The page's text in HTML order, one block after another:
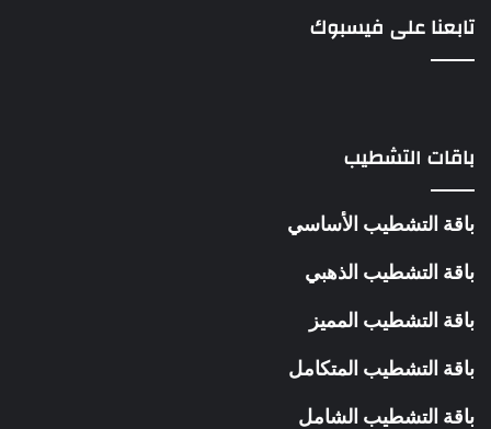
تابعنا على فيسبوك
باقات التشطيب
باقة التشطيب الأساسي
باقة التشطيب الذهبي
باقة التشطيب المميز
باقة التشطيب المتكامل
باقة التشطيب الشامل